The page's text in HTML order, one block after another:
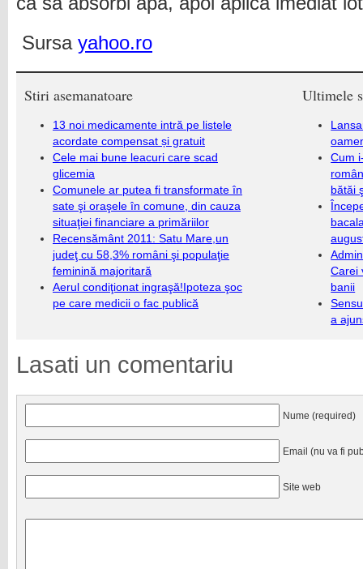
Sursa yahoo.ro
Stiri asemanatoare
13 noi medicamente intră pe listele
acordate compensat și gratuit
Cele mai bune leacuri care scad
glicemia
Comunele ar putea fi transformate în
sate şi oraşele în comune, din cauza
situaţiei financiare a primăriilor
Recensământ 2011: Satu Mare,un
judeţ cu 58,3% români şi populaţie
feminină majoritară
Aerul condiţionat ingraşă!Ipoteza şoc
pe care medicii o fac publică
Ultimele
Cum
bătăi
Carei
banii
a
Lasati un comentariu
Nume (required)
Email (nu va fi
Site web